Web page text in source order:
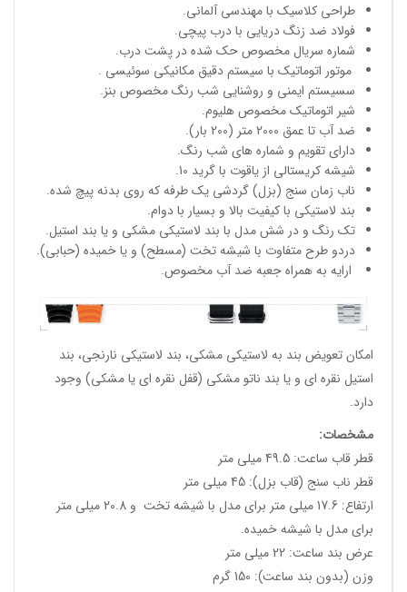
طراحی کلاسیک با مهندسی آلمانی.
فولاد ضد زنگ دریایی با درب پیچی.
شماره سریال مخصوص حک شده در پشت درب.
موتور اتوماتیک با سیستم دقیق مکانیکی سوئیسی .
سسیستم ایمنی و روشنایی شب رنگ مخصوص بنز.
شیر اتوماتیک مخصوص هلیوم.
ضد آب تا عمق 2000 متر (200 بار).
دارای تقویم و شماره های شب رنگ.
شیشه کریستالی از یاقوت با گرید 10.
ناب زمان سنج (بزل) گردشی یک طرفه که روی بدنه پیچ شده.
بند لاستیکی با کیفیت بالا و بسیار با دوام.
تک رنگ و در شش مدل با بند لاستیکی مشکی و یا بند استیل.
دردو طرح متفاوت با شیشه تخت (مسطح) و یا خمیده (حبابی).
ارایه به همراه جعبه ضد آب مخصوص.
امکان تعویض بند به لاستیکی مشکی، بند لاستیکی نارنجی، بند
استیل نقره ای و یا بند ناتو مشکی (قفل نقره ای یا مشکی) وجود
دارد.
مشخصات:
قطر قاب ساعت: 49.5 میلی متر
قطر ناب سنج (قاب بزل): 45 میلی متر
ارتفاع: 17.6 میلی متر برای مدل با شیشه تخت و 20.8 میلی متر
برای مدل با شیشه خمیده.
عرض بند ساعت: 22 میلی متر
وزن (بدون بند ساعت): 150 گرم